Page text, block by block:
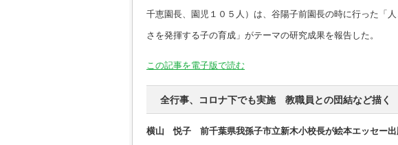
千恵園長、園児１０５人）は、谷陽子前園長の時に行った「
さを発揮する子の育成」がテーマの研究成果を報告した。
この記事を電子版で読む
全行事、コロナ下でも実施 教職員との団結など描く
横山 悦子 前千葉県我孫子市立新木小校長が絵本エッセー出